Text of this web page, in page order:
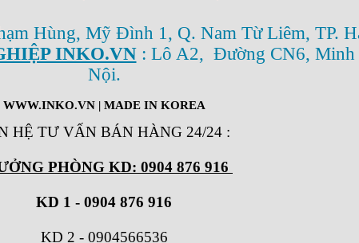
Hùng, Mỹ Đình 1, Q. Nam Từ Liêm, TP.
INKO.VN: Lô A2, Đường CN6, Minh
Nội.
WWW.INKO.VN| MADE IN KOREA
HỆ TƯ VẤN BÁN HÀNG 24/24 :
PHÒNG KD: 0904 876 916
KD 1 - 0904 876 916
KD 2 - 0904566536